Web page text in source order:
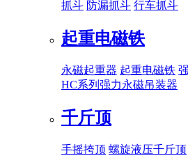
抓斗 防漏抓斗 行车抓斗
起重电磁铁
永磁起重器 起重电磁铁
HC系列强力永磁吊装器
千斤顶
手摇挎顶 螺旋液压千斤顶